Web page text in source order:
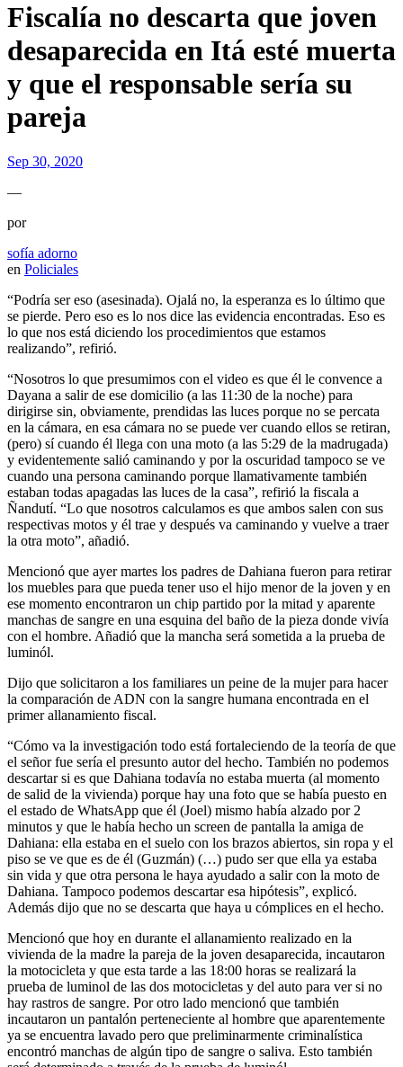
Fiscalía no descarta que joven
desaparecida en Itá esté muerta
y que el responsable sería su
pareja
Sep 30, 2020
—
por
sofía adorno
en Policiales
“Podría ser eso (asesinada). Ojalá no, la esperanza es lo último que
se pierde. Pero eso es lo nos dice las evidencia encontradas. Eso es
lo que nos está diciendo los procedimientos que estamos
realizando”, refirió.
“Nosotros lo que presumimos con el video es que él le convence a
Dayana a salir de ese domicilio (a las 11:30 de la noche) para
dirigirse sin, obviamente, prendidas las luces porque no se percata
en la cámara, en esa cámara no se puede ver cuando ellos se retiran,
(pero) sí cuando él llega con una moto (a las 5:29 de la madrugada)
y evidentemente salió caminando y por la oscuridad tampoco se ve
cuando una persona caminando porque llamativamente también
estaban todas apagadas las luces de la casa”, refirió la fiscala a
Ñandutí. “Lo que nosotros calculamos es que ambos salen con sus
respectivas motos y él trae y después va caminando y vuelve a traer
la otra moto”, añadió.
Mencionó que ayer martes los padres de Dahiana fueron para retirar
los muebles para que pueda tener uso el hijo menor de la joven y en
ese momento encontraron un chip partido por la mitad y aparente
manchas de sangre en una esquina del baño de la pieza donde vivía
con el hombre. Añadió que la mancha será sometida a la prueba de
luminól.
Dijo que solicitaron a los familiares un peine de la mujer para hacer
la comparación de ADN con la sangre humana encontrada en el
primer allanamiento fiscal.
“Cómo va la investigación todo está fortaleciendo de la teoría de que
el señor fue sería el presunto autor del hecho. También no podemos
descartar si es que Dahiana todavía no estaba muerta (al momento
de salid de la vivienda) porque hay una foto que se había puesto en
el estado de WhatsApp que él (Joel) mismo había alzado por 2
minutos y que le había hecho un screen de pantalla la amiga de
Dahiana: ella estaba en el suelo con los brazos abiertos, sin ropa y el
piso se ve que es de él (Guzmán) (…) pudo ser que ella ya estaba
sin vida y que otra persona le haya ayudado a salir con la moto de
Dahiana. Tampoco podemos descartar esa hipótesis”, explicó.
Además dijo que no se descarta que haya u cómplices en el hecho.
Mencionó que hoy en durante el allanamiento realizado en la
vivienda de la madre la pareja de la joven desaparecida, incautaron
la motocicleta y que esta tarde a las 18:00 horas se realizará la
prueba de luminol de las dos motocicletas y del auto para ver si no
hay rastros de sangre. Por otro lado mencionó que también
incautaron un pantalón perteneciente al hombre que aparentemente
ya se encuentra lavado pero que preliminarmente criminalística
encontró manchas de algún tipo de sangre o saliva. Esto también